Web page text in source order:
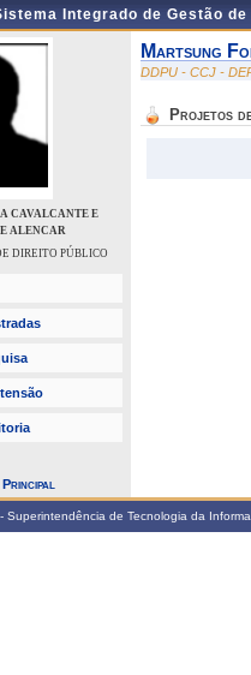
Integrado de Gestão
CAVALCANTE E
ALENCAR
DIREITO PÚBLICO
Martsung
DDPU - CCJ -
Projetos
Superintendência de Tecnologia da